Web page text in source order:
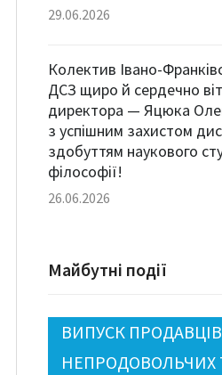
29.06.2026
Колектив Івано-Франківського центру ПТО
ДСЗ щиро й сердечно
директора — Яцюка
з успішним захистом
здобуттям наукового
філософії!
26.06.2026
Майбутні події
ВИПУСК ПРОДАВЦІВ
НЕПРОДОВОЛЬЧИХ